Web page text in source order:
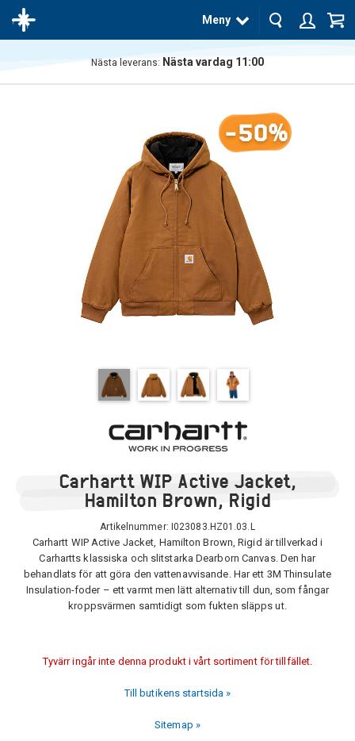
Meny
Nästa leverans: Nästa vardag 11:00
-50%
Carhartt WIP Active Jacket,
Hamilton Brown, Rigid
Artikelnummer: I023083.HZ01.03.L
Carhartt WIP Active Jacket, Hamilton Brown, Rigid är tillverkad i
Carhartts klassiska och slitstarka Dearborn Canvas. Den har
behandlats för att göra den vattenavvisande. Har ett 3M Thinsulate
Insulation-foder – ett varmt men lätt alternativ till dun, som fångar
kroppsvärmen samtidigt som fukten släpps ut.
Tyvärr ingår inte denna produkt i vårt sortiment för tillfället.
Till butikens startsida »
Sitemap »